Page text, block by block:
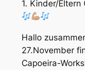
1. Kinder/Eltern
Hallo
27.November
Capoeira-